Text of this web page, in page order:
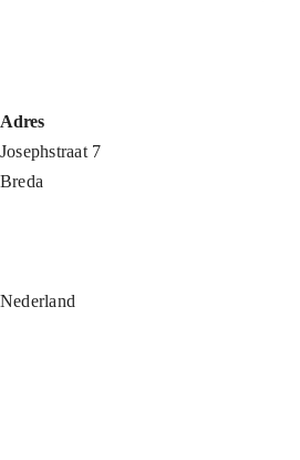
Adres
Josephstraat 7
Breda
Nederland